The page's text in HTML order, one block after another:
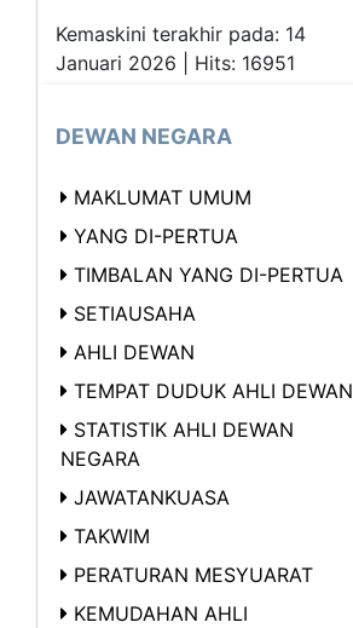
Kemaskini terakhir pada: 14
Januari 2026 | Hits: 16951
DEWAN NEGARA
MAKLUMAT UMUM
YANG DI-PERTUA
TIMBALAN YANG DI-PERTUA
SETIAUSAHA
AHLI DEWAN
TEMPAT DUDUK AHLI DEWAN
STATISTIK AHLI DEWAN
NEGARA
JAWATANKUASA
TAKWIM
PERATURAN MESYUARAT
KEMUDAHAN AHLI